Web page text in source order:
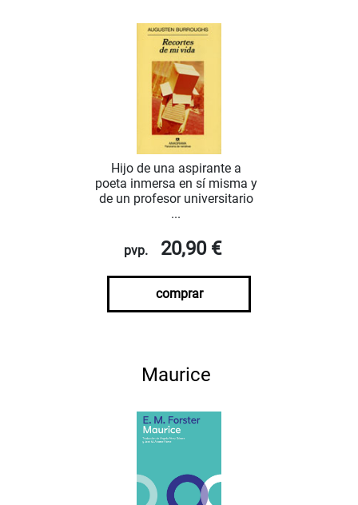
Hijo de una aspirante a
poeta inmersa en sí misma y
de un profesor universitario
...
pvp. 20,90 €
comprar
Maurice